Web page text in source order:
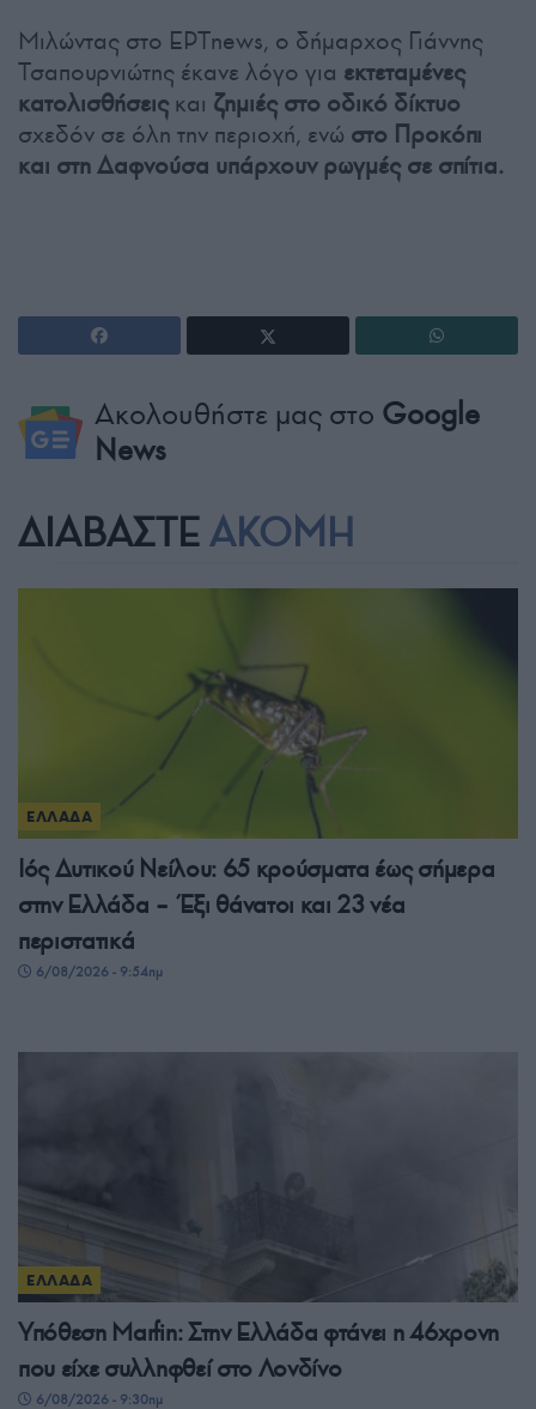
Μιλώντας στο ΕΡΤnews, ο δήμαρχος Γιάννης
Τσαπουρνιώτης έκανε λόγο για εκτεταμένες
κατολισθήσειςκαι ζημιές στο οδικό δίκτυο
σχεδόν σε όλη την περιοχή, ενώ στο Προκόπι
και στη Δαφνούσα υπάρχουν ρωγμές σε σπίτια.
Ακολουθήστε μας στο Google
News
ΔΙΑΒΑΣΤΕ ΑΚΟΜΗ
ΕΛΛΑΔΑ
Ιός Δυτικού Νείλου: 65 κρούσματα έως σήμερα
στην Ελλάδα – Έξι θάνατοι και 23 νέα
περιστατικά
6/08/2026 - 9:54πμ
ΕΛΛΑΔΑ
Υπόθεση Μarfin: Στην Ελλάδα φτάνει η 46χρονη
που είχε συλληφθεί στο Λονδίνο
6/08/2026 - 9:30πμ